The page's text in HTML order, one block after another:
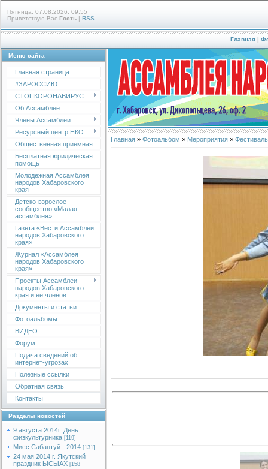
Пятница, 07.08.2026, 09:55
Приветствую Вас Гость | RSS
Главная |
Меню сайта
Главная страница
#ЗАРОССИЮ
СТОПКОРОНАВИРУС
Об Ассамблее
Члены Ассамблеи
Ресурсный центр НКО
Общественная приемная
Бесплатная юридическая
помощь
Молодёжная Ассамблея
народов Хабаровского
края
Детско-взрослое
сообщество «Малая
ассамблея»
Газета «Вести Ассамблеи
народов Хабаровского
края»
Журнал «Ассамблея
народов Хабаровского
края»
Проекты Ассамблеи
народов Хабаровского
края и ее членов
Документы и статьи
Фотоальбомы
ВИДЕО
Форум
Подача сведений об
интернет-угрозах
Полезные ссылки
Обратная связь
Контакты
Разделы новостей
9 августа 2014г. День
физкультурника [119]
Мисс Сабантуй - 2014 [131]
24 мая 2014 г. Якутский
праздник ЫСЫАХ [158]
Главная » Фотоальбом » Мероприятия »